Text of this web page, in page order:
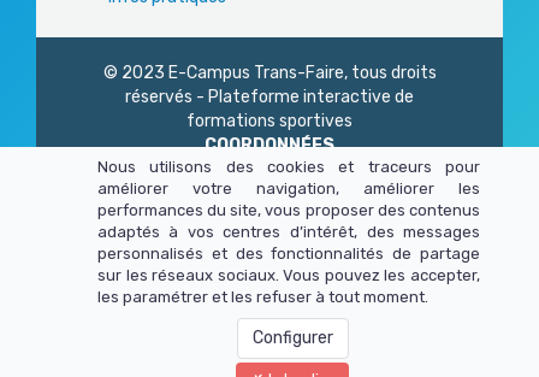
© 2023 E-Campus Trans-Faire, tous droits
réservés - Plateforme interactive de
formations sportives
COORDONNÉES
Trans-Faire
1 Rue Philidor
75 020 Paris
01 45 23 83 87
Du lundi au vendredi
de 9h à 13h - 14h à 17h
Nous utilisons des cookies et traceurs pour
améliorer votre navigation, améliorer les
performances du site, vous proposer des contenus
adaptés à vos centres d’intérêt, des messages
personnalisés et des fonctionnalités de partage
sur les réseaux sociaux. Vous pouvez les accepter,
les paramétrer et les refuser à tout moment.
Configurer